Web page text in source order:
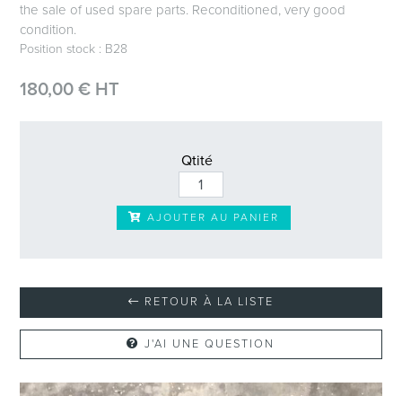
the sale of used spare parts. Reconditioned, very good
condition.
Position stock : B28
180,00 € HT
Qtité
AJOUTER AU PANIER
RETOUR À LA LISTE
J'AI UNE QUESTION